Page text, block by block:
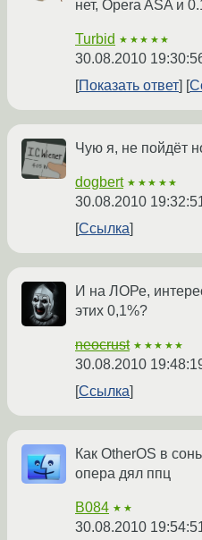
нет, Opera ASA и
Turbid ★★★★★
30.08.2010
Показать ответ
Чую я, не пойдёт
dogbert ★★★★★
30.08.2010
Ссылка
И на ЛОРе,
этих 0,1%?
neocrust ★★★★★
30.08.2010
Ссылка
Как OtherOS в
опера дял ппц
B084 ★★
30.08.2010